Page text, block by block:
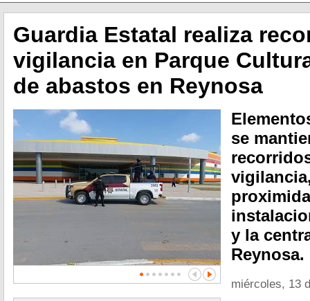
Guardia Estatal realiza
vigilancia en Parque
de abastos en Reynosa
se
y la
Reynosa.
miércoles, 13